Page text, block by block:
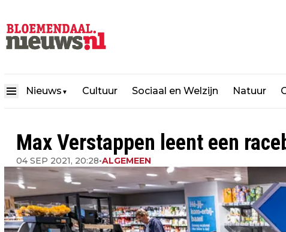
Nieuws ▼ Cultuur Sociaal en Welzijn Natuur
Max Verstappen leent een
04 SEP 2021, 20:28•ALGEMEEN